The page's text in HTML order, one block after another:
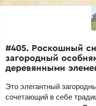
#405. Роскошный
загородный
деревянными
Это элегантный
сочетающий в себе